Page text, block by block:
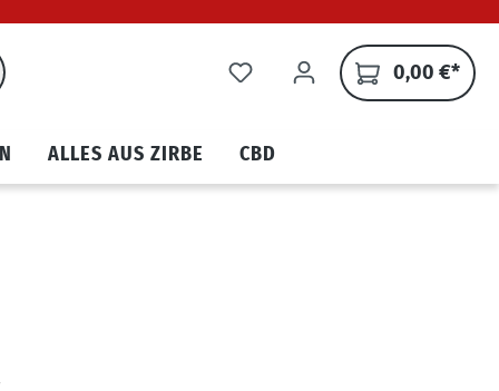
0,00 €*
ALLES AUS ZIRBE CBD